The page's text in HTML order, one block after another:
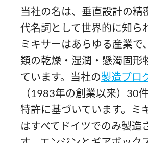
当社の名は、垂直設計の精
代名詞として世界的に知ら
ミキサーはあらゆる産業で
類の乾燥・湿潤・懸濁固形
ています。当社の製造プロ
（1983年の創業以来）30
特許に基づいています。ミ
はすべてドイツでのみ製造